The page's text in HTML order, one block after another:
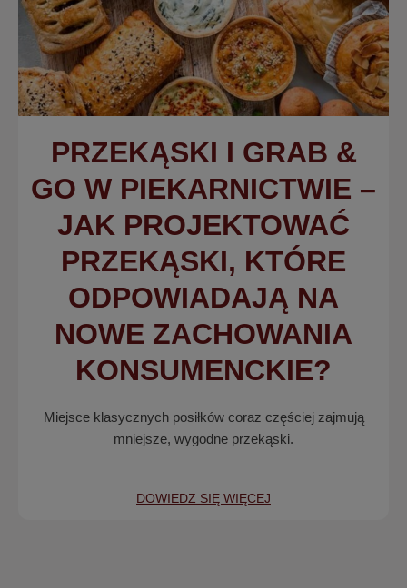
PRZEKĄSKI I GRAB &
GO W PIEKARNICTWIE –
JAK PROJEKTOWAĆ
PRZEKĄSKI, KTÓRE
ODPOWIADAJĄ NA
NOWE ZACHOWANIA
KONSUMENCKIE?
Miejsce klasycznych posiłków coraz częściej zajmują
mniejsze, wygodne przekąski.
DOWIEDZ SIĘ WIĘCEJ